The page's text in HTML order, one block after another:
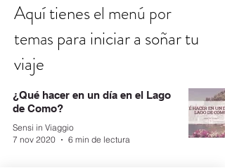
Aquí tienesel menú por
temas para iniciar a soñar tu
viaje
¿Qué hacer en un día en el Lago
de Como?
Sensi in Viaggio
7 nov 2020
6 min de lectura